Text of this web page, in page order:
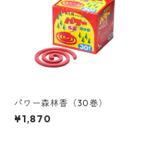
パワー森林香（30巻）
¥1,870